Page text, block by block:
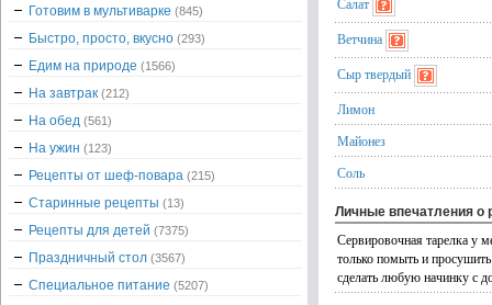
Ветчина
Сыр твердый
Лимон
Майонез
Соль
Личные впечатления о
Сервировочная тарелка у
только помыть и
сделать любую начинку с
Готовим в мультиварке (845)
Быстро, просто, вкусно (293)
Едим на природе (1566)
На завтрак (212)
На обед (561)
На ужин (123)
Рецепты от шеф-повара (215)
Старинные рецепты (13)
Рецепты для детей (7375)
Праздничный стол (3567)
Специальное питание (5207)